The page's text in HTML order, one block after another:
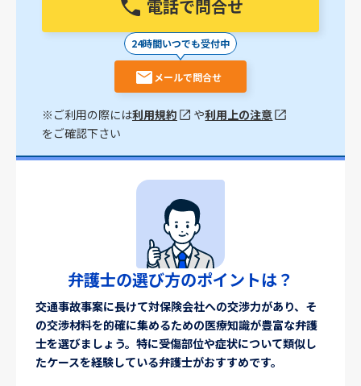
電話で問合せ
24時間いつでも受付中
メールで問合せ
※ご利用の際には利用規約 や利用上の注意
をご確認下さい
弁護士の選び方のポイントは？
交通事故事案に長けて対保険会社への交渉力があり、そ
の交渉材料を的確に集めるための医療知識が豊富な弁護
士を選びましょう。特に受傷部位や症状について類似し
たケースを経験している弁護士がおすすめです。